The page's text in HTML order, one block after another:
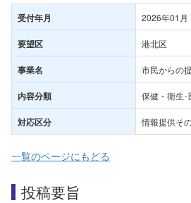
受付年月 2026年01月
要望区 港北区
事業名 市民からの
内容分類 保健・衛生･
対応区分 情報提供そ
一覧のページにもどる
投稿要旨